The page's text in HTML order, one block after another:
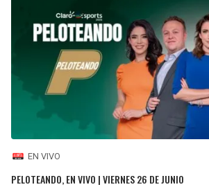
EN VIVO
PELOTEANDO, EN VIVO | VIERNES 26 DE JUNIO